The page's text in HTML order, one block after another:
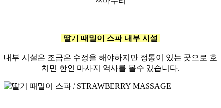
딸기 때밀이 스파 내부 시설
내부 시설은 조금은 수정을 해야하지만 정통이 있는 곳으로 호
치민 한인 마사지 역사를 볼수 있습니다.